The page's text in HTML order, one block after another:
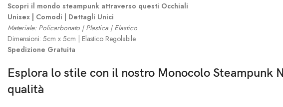
Scopri il mondo steampunk attraverso questi Occhiali
Unisex | Comodi | Dettagli Unici
Materiale: Policarbonato | Plastica | Elastico
Dimensioni: 5cm x 5cm | Elastico Regolabile
Spedizione Gratuita
Esplora lo stile con il nostro Monocolo Steampunk
qualità